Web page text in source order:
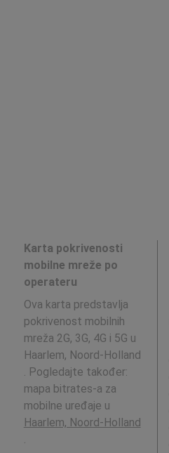
Karta pokrivenosti
mobilne mreže po
operateru
Ova karta predstavlja
pokrivenost mobilnih
mreža 2G, 3G, 4G i 5G u
Haarlem, Noord-Holland
. Pogledajte također:
mapa bitrates-a za
mobilne uređaje u
Haarlem, Noord-Holland
.